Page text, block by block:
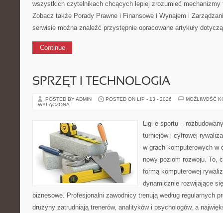
wszystkich czytelnikach chcących lepiej zrozumieć mechanizmy
Zobacz także Porady Prawne i Finansowe i Wynajem i
serwisie można znaleźć przystępnie opracowane artykuły
Continue
SPRZĘT I TECHNOLOGIA
POSTED BY ADMIN POSTED ON LIP - 13 - 2026
MOŻLIWOŚĆ
WYŁĄCZONA
Ligi e-sportu –
turniejów i cyfrowej
w grach komputerowych w
nowy poziom rozwoju. To,
formą komputerowej
dynamicznie rozwijające
biznesowe. Profesjonalni zawodnicy trenują według regularnych
drużyny zatrudniają trenerów, analityków i psychologów, a